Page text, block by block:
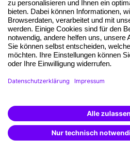
Planungssicherheit
Freie Seminarplätze
Qualitätsstandards
Planung und Locations
Fördermöglichkeiten
Weiterbildungs-App
Besondere Angebote
Weiterbildung finden -
mit KI-Power!
Beschreibe was du suchst
passende Weiterbildungen